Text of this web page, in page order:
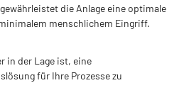
die Anlage eine optimale
menschlichem Eingriff.
in der Lage ist, eine
für Ihre Prozesse zu